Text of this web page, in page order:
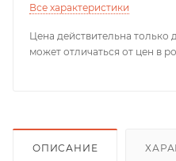
Все характеристики
Цена действительна только
может отличаться от цен в
ОПИСАНИЕ